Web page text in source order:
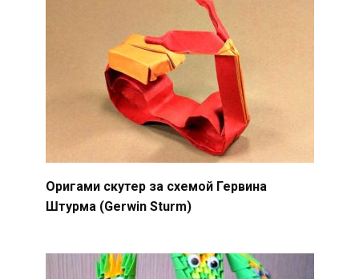
Оригами скутер за схемой Гервина
Штурма (Gerwin Sturm)